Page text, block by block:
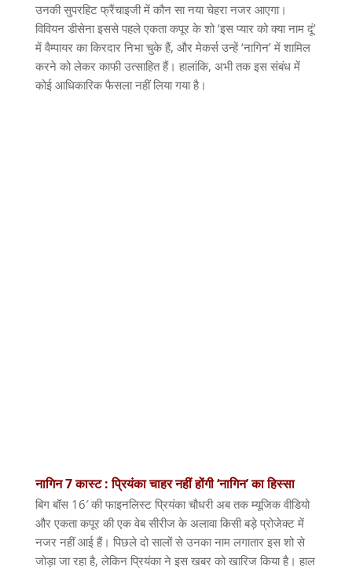
उनकी सुपरहिट फ्रैंचाइजी में कौन सा नया चेहरा नजर आएगा।
विवियन डीसेना इससे पहले एकता कपूर के शो‘इस प्यार को क्या नाम दूं’
में वैम्पायर का किरदार निभा चुके हैं, और मेकर्स उन्हें‘नागिन’ में शामिल
करने को लेकर काफी उत्साहित हैं। हालांकि, अभी तक इस संबंध में
कोई आधिकारिक फैसला नहीं लिया गया है।
नागिन 7 कास्ट :प्रियंकाचाहरनहींहोंगी‘नागिन’काहिस्सा
बिग बॉस16′की फाइनलिस्ट प्रियंका चौधरी अब तक म्यूजिक वीडियो
और एकता कपूर की एक वेब सीरीज के अलावा किसी बड़े प्रोजेक्ट में
नजर नहीं आई हैं। पिछले दो सालों से उनका नाम लगातार इस शो से
जोड़ा जा रहा है, लेकिन प्रियंका ने इस खबर को खारिज किया है। हाल